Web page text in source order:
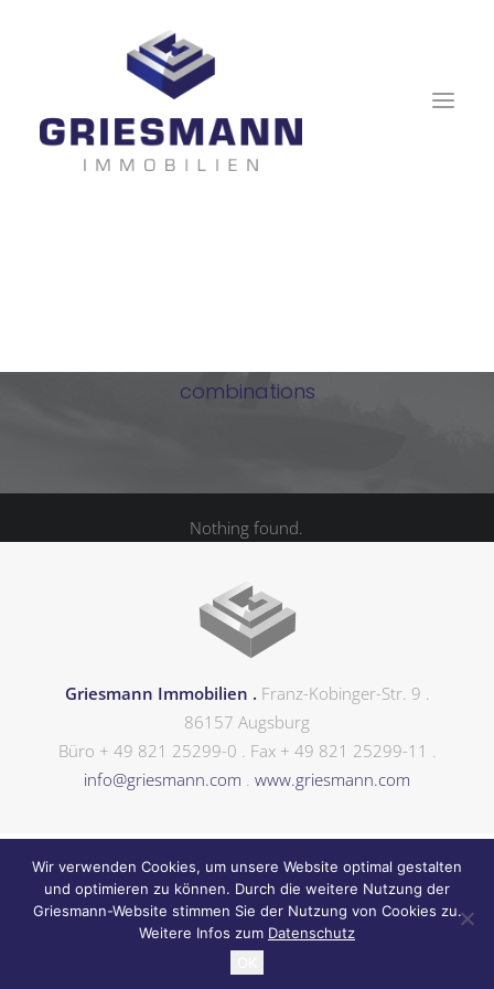
combinations
Nothing found.
Griesmann Immobilien . Franz-Kobinger-Str. 9 .
86157 Augsburg
Büro + 49 821 25299-0 . Fax + 49 821 25299-11 .
info@griesmann.com . www.griesmann.com
© 2019 GRIESMANN IMMOBILIEN
Wir verwenden Cookies, um unsere Website optimal gestalten
und optimieren zu können. Durch die weitere Nutzung der
Griesmann-Website stimmen Sie der Nutzung von Cookies zu.
Weitere Infos zum Datenschutz